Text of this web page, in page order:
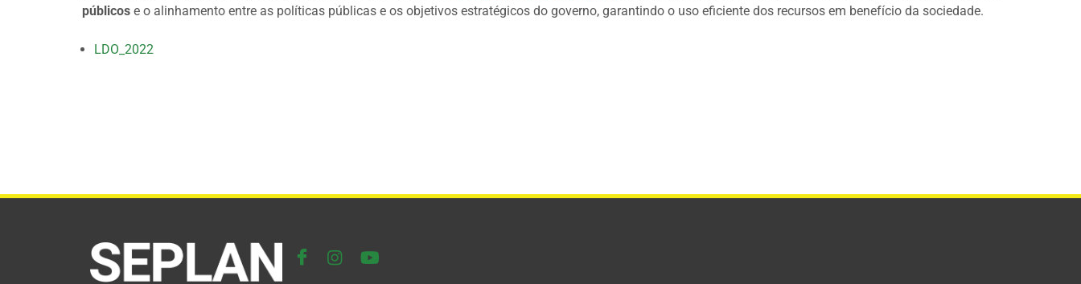
públicos e o alinhamento entre as políticas públicas e os objetivos estratégicos do governo, garantindo o uso eficiente dos recursos em benefício da sociedade.
LDO_2022